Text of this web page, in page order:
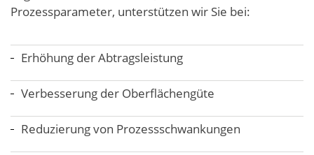
Prozessparameter, unterstützen wir Sie bei:
Erhöhung der Abtragsleistung
Verbesserung der Oberflächengüte
Reduzierung von Prozessschwankungen